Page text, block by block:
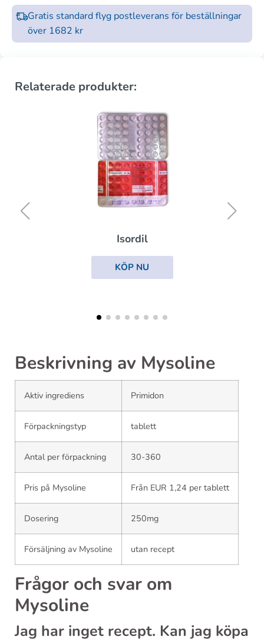
Gratis standard flyg postleverans för beställningar
över 1682 kr
Relaterade produkter:
Beskrivning av Mysoline
Aktiv ingrediens Primidon
Förpackningstyp tablett
Antal per förpackning 30-360
Pris på Mysoline Från EUR 1,24 per tablett
Dosering 250mg
Försäljning av Mysoline utan recept
Frågor och svar om
Mysoline
Jag har inget recept. Kan jag köpa